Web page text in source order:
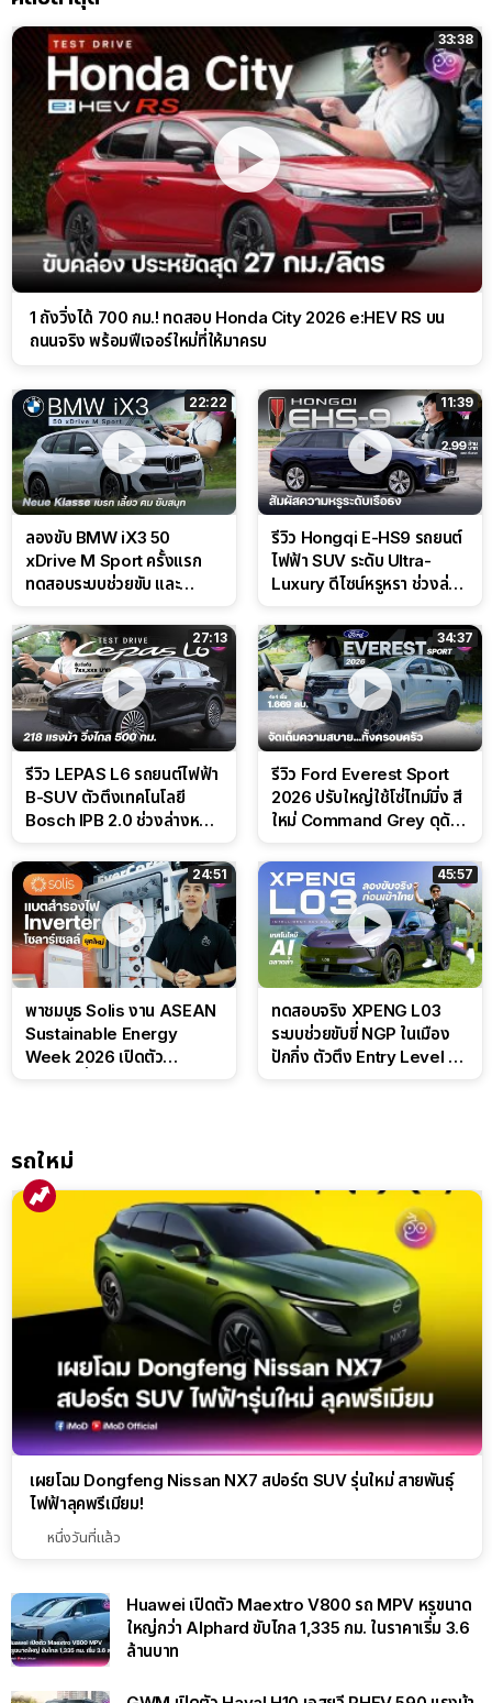
33:38
1 ถังวิ่งได้ 700 กม.! ทดสอบ Honda City 2026 e:HEV RS บน
ถนนจริง พร้อมฟีเจอร์ใหม่ที่ให้มาครบ
22:22
ลองขับ BMW iX3 50
xDrive M Sport ครั้งแรก
ทดสอบระบบช่วยขับ และ
สนาม
11:39
รีวิว Hongqi E-HS9 รถยนต์
ไฟฟ้า SUV ระดับ Ultra-
Luxury ดีไซน์หรูหรา ช่วงล่าง
27:13
รีวิว LEPAS L6 รถยนต์ไฟฟ้า
B-SUV ตัวตึงเทคโนโลยี
Bosch IPB 2.0 ช่วงล่างหนึบ
34:37
รีวิว Ford Everest Sport
2026 ปรับใหญ่ใช้โซ่ไทม์มิ่ง สี
ใหม่ Command Grey ดุดัน
24:51
พาชมบูธ Solis งาน ASEAN
Sustainable Energy
Week 2026 เปิดตัว
45:57
ทดสอบจริง XPENG L03
ระบบช่วยขับขี่ NGP ในเมือง
ปักกิ่ง ตัวตึง Entry Level ที่
รถใหม่
เผยโฉม Dongfeng Nissan NX7 สปอร์ต SUV รุ่นใหม่ สายพันธุ์
ไฟฟ้าลุคพรีเมียม!
หนึ่งวันที่แล้ว
Huawei เปิดตัว Maextro V800 รถ MPV หรูขนาด
ใหญ่กว่า Alphard ขับไกล 1,335 กม. ในราคาเริ่ม 3.6
ล้านบาท